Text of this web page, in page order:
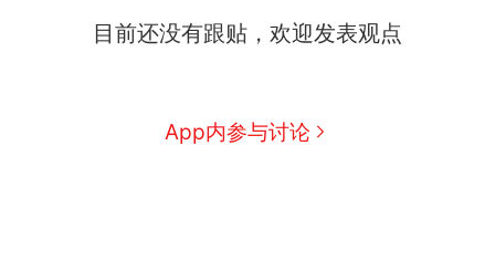
目前还没有跟贴，欢迎发表观点
App内参与讨论